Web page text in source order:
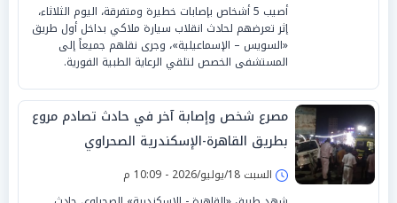
أصيب 5 أشخاص بإصابات خطيرة ومتفرقة، اليوم الثلاثاء،
إثر تعرضهم لحادث انقلاب سيارة ملاكي بداخل أول طريق
«السويس – الإسماعيلية»، وجرى نقلهم جميعاً إلى
المستشفى الخصص لتلقي الرعاية الطبية الفورية.
مصرع شخص وإصابة آخر في حادث تصادم مروع
بطريق القاهرة-الإسكندرية الصحراوي
السبت 18/يوليو/2026 - 10:09 م